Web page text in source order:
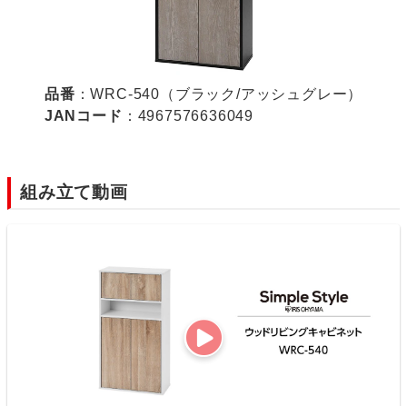
品番 ：WRC-540（ブラック/アッシュグレー）
JANコード ：4967576636049
組み立て動画